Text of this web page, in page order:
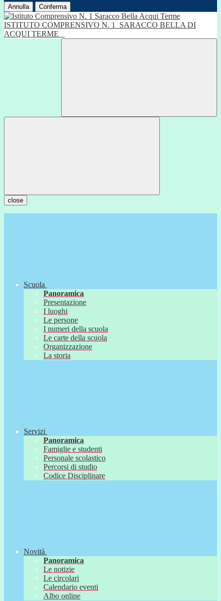
Annulla Conferma
ISTITUTO COMPRENSIVO N. 1
SARACCO BELLA DI
ACQUI TERME
close
Scuola
Panoramica
Presentazione
I luoghi
Le persone
I numeri della scuola
Le carte della scuola
Organizzazione
La storia
Servizi
Panoramica
Famiglie e studenti
Personale scolastico
Percorsi di studio
Codice Disciplinare
Novità
Panoramica
Le notizie
Le circolari
Calendario eventi
Albo online